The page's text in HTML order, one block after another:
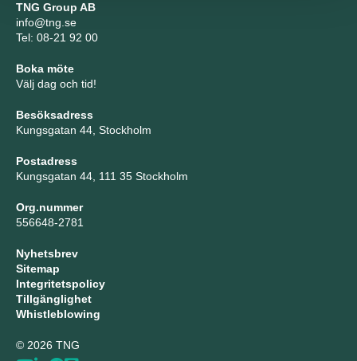
TNG Group AB
info@tng.se
Tel: 08-21 92 00
Boka möte
Välj dag och tid!
Besöksadress
Kungsgatan 44, Stockholm
Postadress
Kungsgatan 44, 111 35 Stockholm
Org.nummer
556648-2781
Nyhetsbrev
Sitemap
Integritetspolicy
Tillgänglighet
Whistleblowing
© 2026 TNG